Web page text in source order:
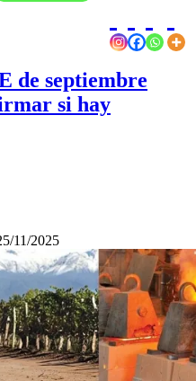
de septiembre
si hay
11/2025